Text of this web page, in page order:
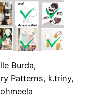
Burda,
Patterns, k.triny,